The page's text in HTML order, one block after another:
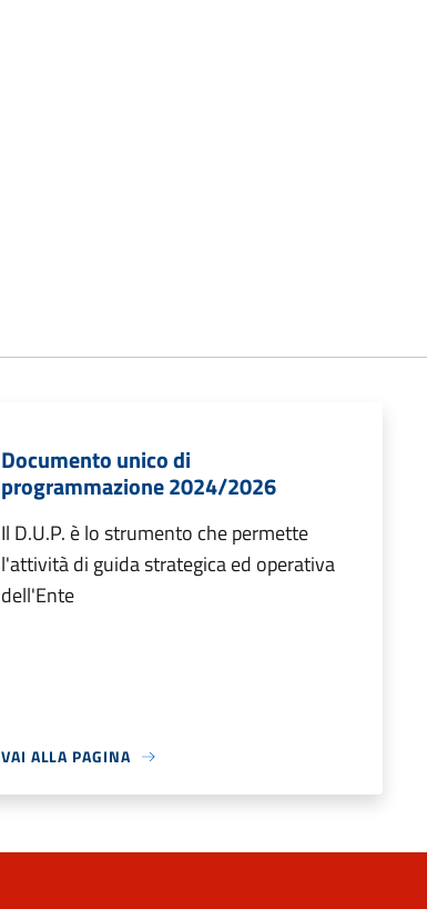
Documento unico di
programmazione 2024/2026
Il D.U.P. è lo strumento che permette
l'attività di guida strategica ed operativa
dell'Ente
VAI ALLA PAGINA